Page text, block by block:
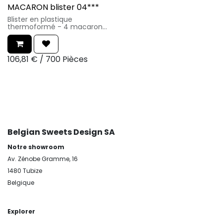
MACARON blister 04***
Blister en plastique
thermoformé - 4 macarons
340µ - 20% APET vierge &
80% PCR RPET et PET post
industriel
Taille de l'article :
14.2x5.6xh.2.5cm
106,81 € / 700 Pièces
Belgian Sweets Design SA
Notre showroom
Av. Zénobe Gramme, 16
1480 Tubize
Belgique
Explorer